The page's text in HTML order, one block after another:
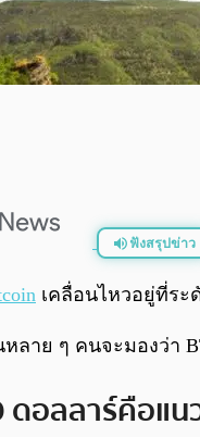
ฟังสรุปข่าว
เคลื่อนไหวอยู่ที่ระ
ลาย ๆ คนจะมองว่า
ดอลลาร์คือแ